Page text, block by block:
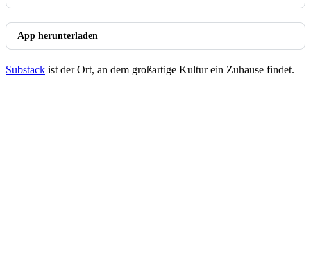
App herunterladen
Substack ist der Ort, an dem großartige Kultur ein Zuhause findet.